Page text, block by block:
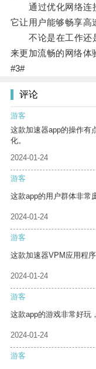
通过优化网络连接
它让用户能够畅享高
不论是在工作还是
来更加流畅的网络体
#3#
评论
游客
这款加速器app的操作有
化。
2024-01-24
游客
这款app的用户群体非常
2024-01-24
游客
这款加速器VPM应用程
2024-01-24
游客
这款app的游戏非常好玩
2024-01-24
游客